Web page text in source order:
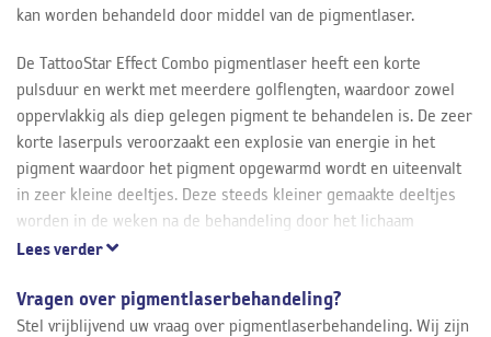
kan worden behandeld door middel van de pigmentlaser.
De TattooStar Effect Combo pigmentlaser heeft een korte
pulsduur en werkt met meerdere golflengten, waardoor zowel
oppervlakkig als diep gelegen pigment te behandelen is. De zeer
korte laserpuls veroorzaakt een explosie van energie in het
pigment waardoor het pigment opgewarmd wordt en uiteenvalt
in zeer kleine deeltjes. Deze steeds kleiner gemaakte deeltjes
worden in de weken na de behandeling door het lichaam
opgeruimd waardoor de verkleuring zal verminderen.
De intake
Lees verder
Vragen over pigmentlaserbehandeling?
Stel vrijblijvend uw vraag over pigmentlaserbehandeling. Wij zijn